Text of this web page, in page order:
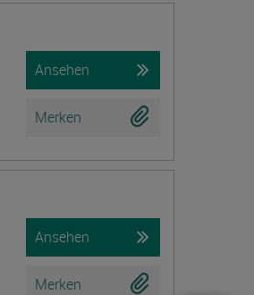
Ansehen
Merken
Ansehen
Merken